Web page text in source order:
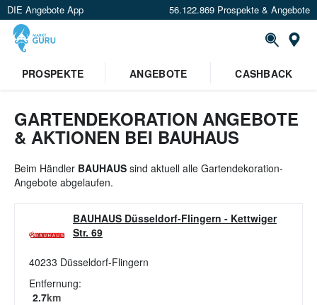
DIE Angebote App 56.122.869 Prospekte & Angebote
Standort festlegen
PROSPEKTE ANGEBOTE CASHBACK
GARTENDEKORATION ANGEBOTE
& AKTIONEN BEI BAUHAUS
Beim Händler BAUHAUS sind aktuell alle Gartendekoration-
Angebote abgelaufen.
BAUHAUS Düsseldorf-Flingern - Kettwiger
Str. 69
40233 Düsseldorf-Flingern
Entfernung:
2.7km